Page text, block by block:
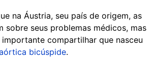
na Áustria, seu país de origem, as
sobre seus problemas médicos, mas
compartilhar que nasceu
bicúspide.